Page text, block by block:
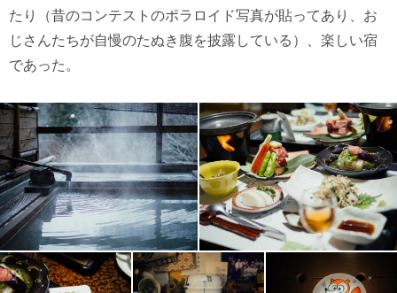
たり（昔のコンテストのポラロイド写真が貼ってあり、お
じさんたちが自慢のたぬき腹を披露している）、楽しい宿
であった。